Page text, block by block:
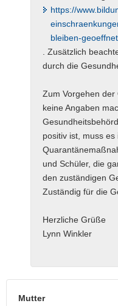
https://
bleiben-
. Zusätzlich
durch die
Zum Vorgehen
keine Angaben
positiv ist, muss
und Schüler, die
den zuständigen
Zuständig für die
Herzliche Grüße
Lynn Winkler
Mutter